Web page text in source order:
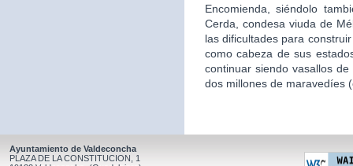
Encomienda, siéndolo
Cerda, condesa viuda de
las dificultades para
como cabeza de sus
continuar siendo vasallos
dos millones de maravedíes
Ayuntamiento de Valdeconcha
PLAZA DE LA CONSTITUCION, 1